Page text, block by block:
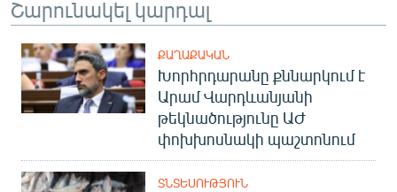
Շարունակել կարդալ
ՔԱՂԱՔԱԿԱՆ
Խորհրդարանը քննարկում է
Արամ Վարդևանյանի
թեկնածությունը ԱԺ
փոխխոսնակի պաշտոնում
ՏՆՏԵՍՈՒԹՅՈՒՆ